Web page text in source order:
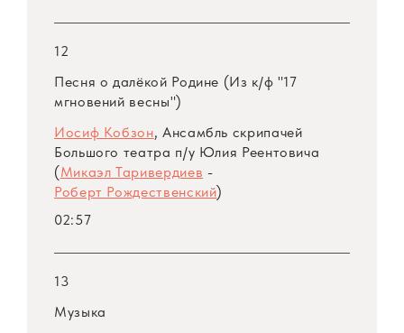
12
Песня о далёкой Родине (Из к/ф "17
мгновений весны")
Иосиф Кобзон, Ансамбль скрипачей
Большого театра п/у Юлия Реентовича
(Микаэл Таривердиев -
Роберт Рождественский)
02:57
13
Музыка